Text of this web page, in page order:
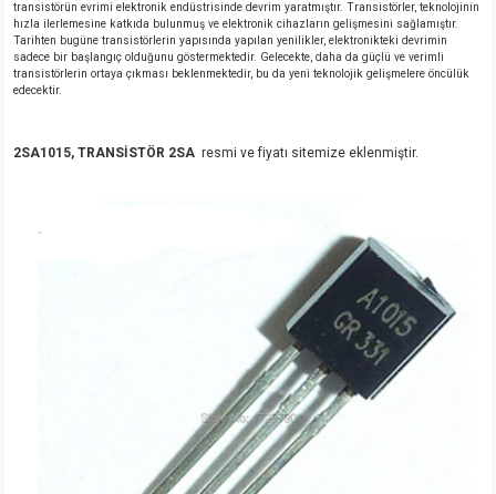
transistörün evrimi elektronik endüstrisinde devrim yaratmıştır. Transistörler, teknolojinin
hızla ilerlemesine katkıda bulunmuş ve elektronik cihazların gelişmesini sağlamıştır.
Tarihten bugüne transistörlerin yapısında yapılan yenilikler, elektronikteki devrimin
sadece bir başlangıç olduğunu göstermektedir. Gelecekte, daha da güçlü ve verimli
transistörlerin ortaya çıkması beklenmektedir, bu da yeni teknolojik gelişmelere öncülük
edecektir.
2SA1015, TRANSİSTÖR 2SA resmi ve fiyatı sitemize eklenmiştir.